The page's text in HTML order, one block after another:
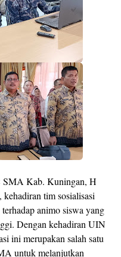
SMA Kab. Kuningan, H
tim sosialisasi
animo siswa yang
Dengan kehadiran UIN
ini merupakan salah satu
untuk melanjutkan